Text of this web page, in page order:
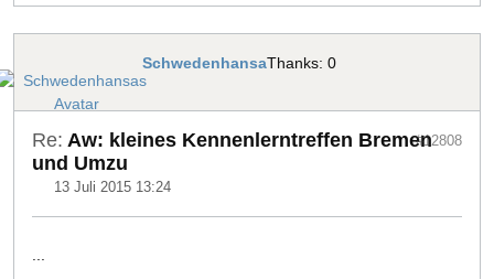
SchwedenhansaThanks: 0
Re: Aw: kleines Kennenlerntreffen Bremen
und Umzu
13 Juli 2015 13:24
#12808